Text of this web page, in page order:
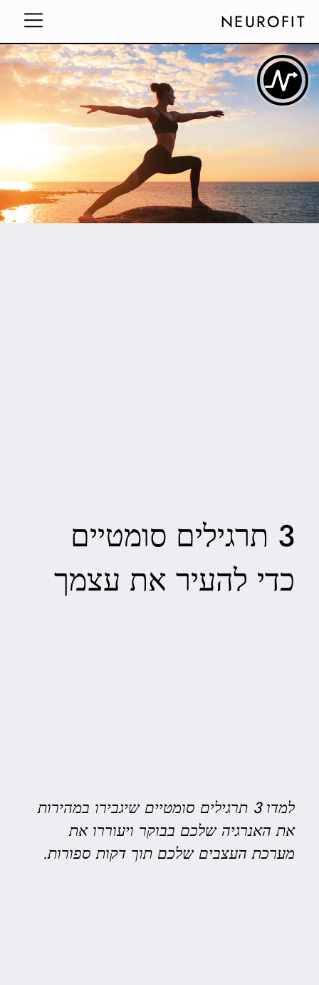
NEUROFIT
3 תרגילים סומטיים
כדי להעיר את עצמך
למדו 3 תרגילים סומטיים שיגבירו במהירות
את האנרגיה שלכם בבוקר ויעוררו את
מערכת העצבים שלכם תוך דקות ספורות.